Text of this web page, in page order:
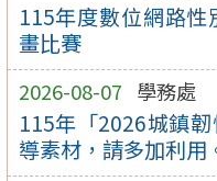
115年度數位網路
畫比賽
2026-08-07 學務處
115年「2026城鎮
導素材，請多加利用